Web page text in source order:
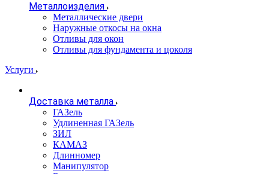
Металлоизделия
Металлические двери
Наружные откосы на окна
Отливы для окон
Отливы для фундамента и цоколя
Услуги
Доставка металла
ГАЗель
Удлиненная ГАЗель
ЗИЛ
КАМАЗ
Длинномер
Манипулятор